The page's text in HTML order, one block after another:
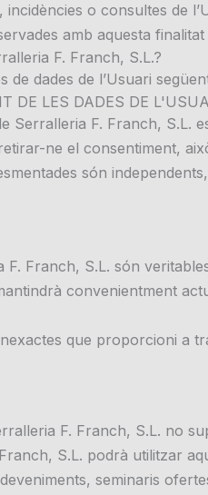
o consultes de
amb aquesta
F. Franch, S.L.?
dades de l’Usuari
DE LES DADES DE
Serralleria F. Franch,
ne el consentiment,
són
Franch, S.L. són
convenientment
que proporcioni a
F. Franch, S.L. no
S.L. podrà utilitzar
seminaris